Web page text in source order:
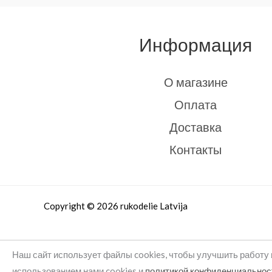
Информация
О магазине
Оплата
Доставка
Контакты
Copyright © 2026 rukodelie Latvija
Наш сайт использует файлы cookies, чтобы улучшить